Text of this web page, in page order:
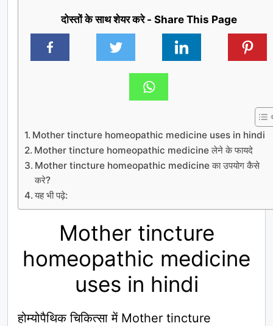
दोस्तों के साथ शेयर करे - Share This Page
Mother tincture homeopathic medicine uses in hindi
Mother tincture homeopathic medicine लेने के फायदे
Mother tincture homeopathic medicine का उपयोग कैसे
करे?
यह भी पढ़े:
Mother tincture
homeopathic medicine
uses in hindi
होम्योपैथिक चिकित्सा में Mother tincture